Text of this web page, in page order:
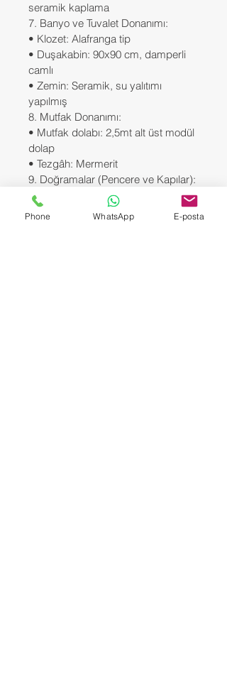
seramik kaplama
7. Banyo ve Tuvalet Donanımı:
• Klozet: Alafranga tip
• Duşakabin: 90x90 cm, damperli
camlı
• Zemin: Seramik, su yalıtımı
yapılmış
8. Mutfak Donanımı:
• Mutfak dolabı: 2,5mt alt üst modül
dolap
• Tezgâh: Mermerit
9. Doğramalar (Pencere ve Kapılar):
• Malzeme: PVC
• Renk: Antrasit gri
• Cam: Isıcamlı çift cam sistem
Phone WhatsApp E-posta